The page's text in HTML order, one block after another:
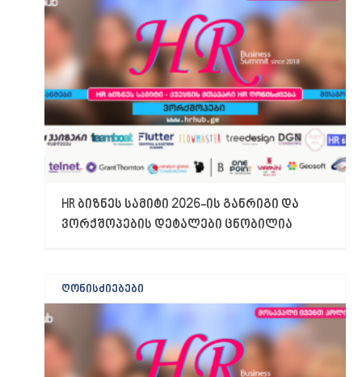
HR ბიზნეს სამიტი 2026-ის განრიგი და
ვორქშოპების დეტალები ცნობილია
ღონისძიებები